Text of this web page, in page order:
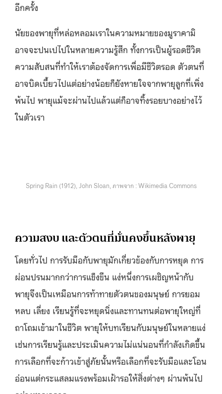
อีกครั้ง
นัยของพายุที่หล่อหลอมเราในความหมายของมูราคามิ
อาจจะปนเปไปในหลายความรู้สึก ทั้งการเป็นผู้รอดชีวิต
ความสับสนที่ทำให้เราต้องจัดการเพื่อมีชีวิตรอด ตัวตนที่
อาจบิดเบี้ยวไปแต่อย่างน้อยก็ยังหายใจจากพายุลูกที่เพิ่ง
พ้นไป พายุแม้จะผ่านไปแล้วแต่ก็อาจทิ้งรอยบางอย่างไว้
ในตัวเรา
Spring Rain (1912), John Sloan, ภาพจาก : Wikimedia Commons
ความสงบ และตัวตนที่มั่นคงขึ้นหลังพายุ
โดยทั่วไป การรับมือกับพายุมักเกี่ยวข้องกับการหยุด การ
ผ่อนปรนมากกว่าการแข็งขืน แง่หนึ่งการเผชิญหน้ากับ
พายุจึงเป็นเหมือนการท้าทายตัวตนของมนุษย์ การยอม
หลบ เลี่ยง เรียนรู้ที่จะหยุดนิ่งและทานทนต่อพายุใหญ่ที่
ถาโถมเข้ามาในชีวิต พายุให้บทเรียนกับมนุษย์ในหลายแง่
เช่นการเรียนรู้และประเมินความไม่แน่นอนที่กำลังเกิดขึ้น
การเลือกที่จะก้าวเข้าสู่ภัยนั้นหรือเลือกที่จะรับมือและโอน
อ่อนแต่กระแสลมแรงพร้อมเฝ้ารอให้สิ่งต่างๆ ผ่านพ้นไป